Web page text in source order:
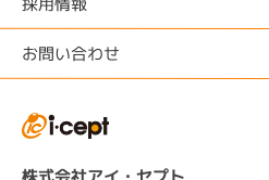
お問い合わせ